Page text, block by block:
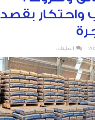
واحتكار بقصد
التعليقات
لا
تبيع
الإسمنت
إلا
بوثائق
وشروط
:
تهريب
واحتكار
بقصد
المتاجرة
مغلقة